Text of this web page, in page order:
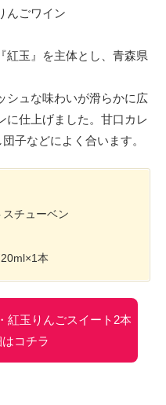
ごワイン
紅玉』を主体とし、青森県
シュな味わいが滑らかに広
に仕上げました。甘口カレ
子などによく合います。
チューベン
本
紅玉りんごスイート2本
コチラ